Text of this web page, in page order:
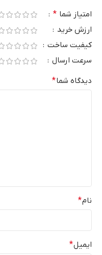
امتیاز شما *
ارزش خرید
کیفیت ساخت
سرعت ارسال
دیدگاه شما*
نام*
ایمیل*